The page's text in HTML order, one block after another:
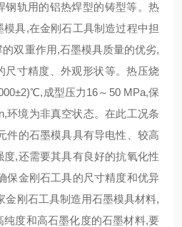
钢轨用的铝热焊型的铸型等。热
具,在金刚石工具制造过程中担
双重作用,石墨模具质量的优劣,
尺寸精度、外观形状等。热压烧
成型压力16～50 MPa,保
环境为非真空状态。在此工况条
件的石墨模具具有导电性、较高
,还需要其具有良好的抗氧化性
保金刚石工具的尺寸精度和优异
金刚石工具制造用石墨模具材料,
纯度和高石墨化度的石墨材料,要